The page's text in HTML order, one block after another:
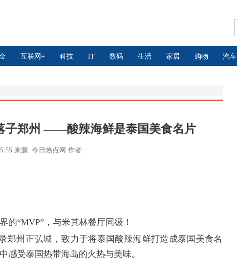
互联网+ 科技 IT 数码 生活 家居 购物 汽车
子郑州 ——酸辣海鲜是泰国美食名片
来源: 今日热点网 作者:
的“MVP”，与米其林餐厅同级！
郑州正弘城，致力于将泰国酸辣海鲜打造成泰国美食名
感受泰国热带海岛的火热与美味。